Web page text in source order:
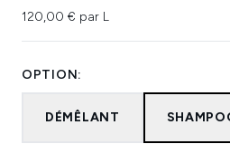
120,00 € par L
OPTION:
DÉMÊLANT